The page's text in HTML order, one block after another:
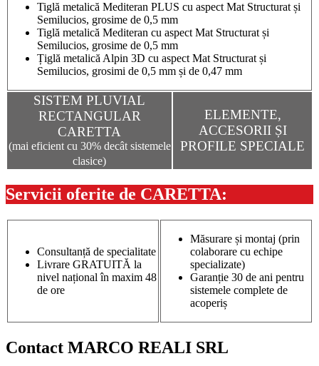
Tiglă metalică Mediteran PLUS cu aspect Mat Structurat și
Semilucios, grosime de 0,5 mm
Tiglă metalică Mediteran cu aspect Mat Structurat și
Semilucios, grosime de 0,5 mm
Țiglă metalică Alpin 3D cu aspect Mat Structurat și
Semilucios, grosimi de 0,5 mm și de 0,47 mm
SISTEM PLUVIAL
RECTANGULAR
CARETTA
(mai eficient cu 30% decât sistemele
clasice)
ELEMENTE,
ACCESORII ȘI
PROFILE SPECIALE
Servicii oferite de CARETTA:
Consultanță de specialitate
Livrare GRATUITĂ la
nivel național în maxim 48
de ore
Măsurare și montaj (prin
colaborare cu echipe
specializate)
Garanție 30 de ani pentru
sistemele complete de
acoperiș
Contact MARCO REALI SRL